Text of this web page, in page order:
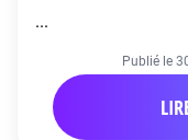
...
Publié le